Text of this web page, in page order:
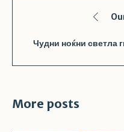
Чудни ноќни светла
More posts